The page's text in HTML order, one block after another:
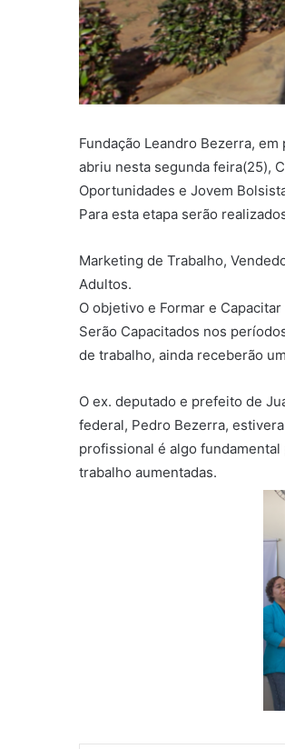
Fundação Leandro Bezerra,
abriu nesta segunda feira(25),
Oportunidades e Jovem
Para esta etapa serão
Marketing de Trabalho,
Adultos.
O objetivo e Formar e
Serão Capacitados nos
de trabalho, ainda receberão
O ex. deputado e prefeito de
federal, Pedro Bezerra,
profissional é algo
trabalho aumentadas.